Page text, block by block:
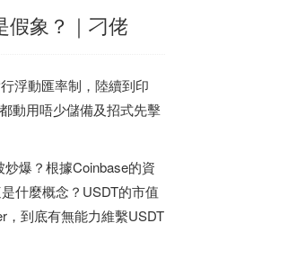
象？｜刁佬
浮動匯率制，陸續到印
動用唔少儲備及招式先擊
爆？根據Coinbase的資
什麼概念？USDT的市值
，到底有無能力維繫USDT